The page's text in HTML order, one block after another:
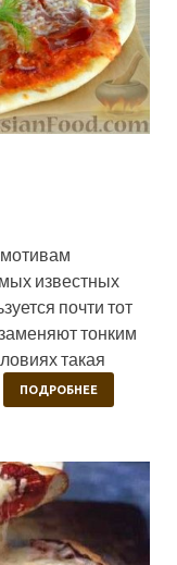
известных
почти тот
тонким
такая
ПОДРОБНЕЕ